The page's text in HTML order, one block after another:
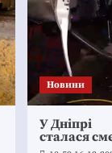
Новини
У Дніпрі
сталася